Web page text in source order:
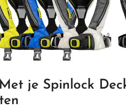
je Spinlock